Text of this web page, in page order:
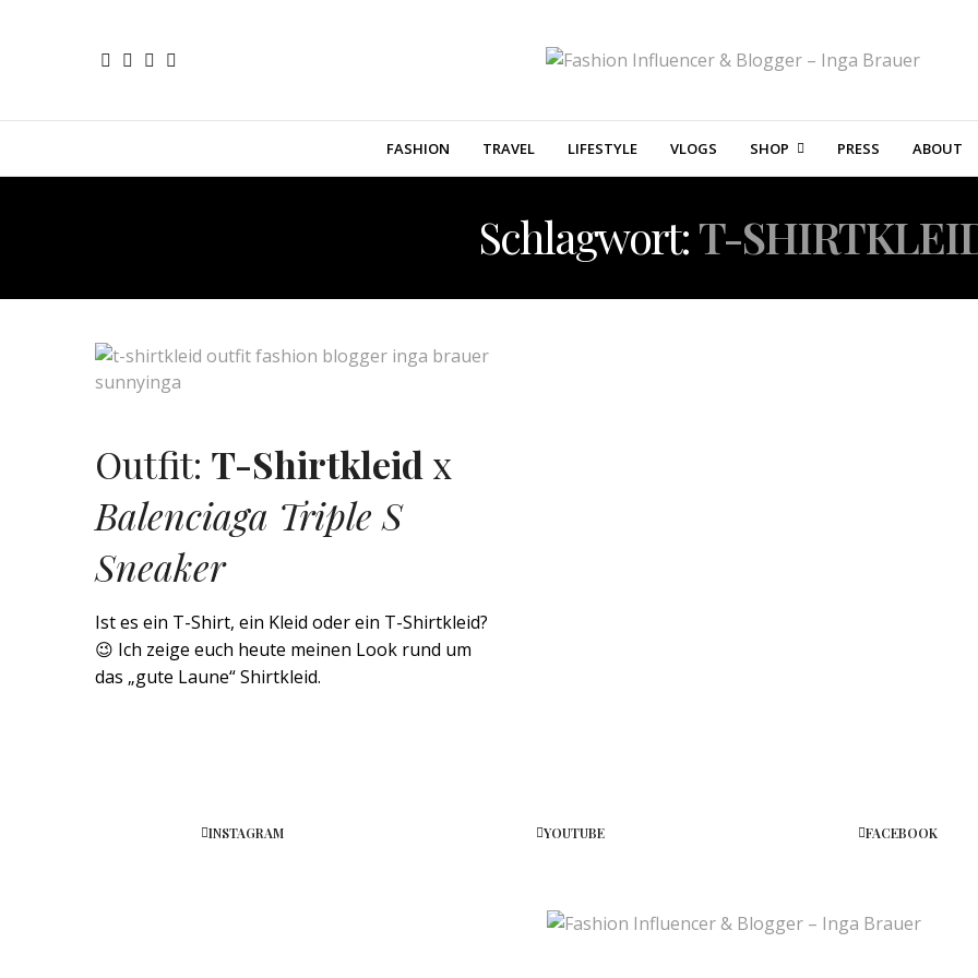
FASHION TRAVEL LIFESTYLE VLOGS SHOP PRESS ABOUT
Schlagwort:T-
Outfit: T-Shirtkleid x
Balenciaga Triple S
Sneaker
Ist es ein T-Shirt, ein Kleid oder ein T-Shirtkleid?
😉 Ich zeige euch heute meinen Look rund um
das „gute Laune“ Shirtkleid.
INSTAGRAM YOUTUBE FACEBOOK